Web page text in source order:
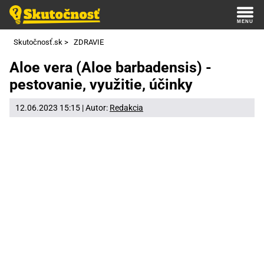
Skutočnosť.sk > ZDRAVIE
Aloe vera (Aloe barbadensis) -
pestovanie, využitie, účinky
12.06.2023 15:15 | Autor: Redakcia